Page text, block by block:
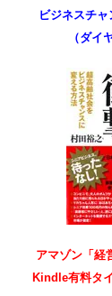
ビジネスチ
（ダイ
アマゾン「経
Kindle有料タ